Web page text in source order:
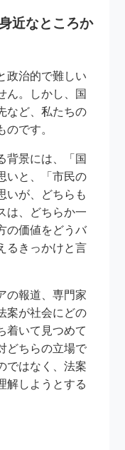
近なところか
政治的で難しい
ん。しかし、国
など、私たちの
です。
背景には、「国
いと、「市民の
いが、どちらも
は、どちらか一
の価値をどうバ
るきっかけと言
の報道、専門家
案が社会にどの
着いて見つめて
どちらの立場で
ではなく、法案
解しようとする